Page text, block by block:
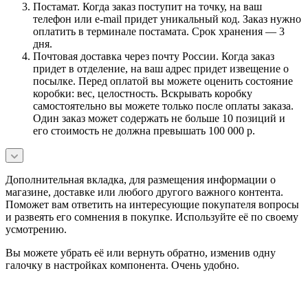
Постамат. Когда заказ поступит на точку, на ваш
телефон или e-mail придет уникальный код. Заказ нужно
оплатить в терминале постамата. Срок хранения — 3
дня.
Почтовая доставка через почту России. Когда заказ
придет в отделение, на ваш адрес придет извещение о
посылке. Перед оплатой вы можете оценить состояние
коробки: вес, целостность. Вскрывать коробку
самостоятельно вы можете только после оплаты заказа.
Один заказ может содержать не больше 10 позиций и
его стоимость не должна превышать 100 000 р.
Дополнительная вкладка, для размещения информации о
магазине, доставке или любого другого важного контента.
Поможет вам ответить на интересующие покупателя вопросы
и развеять его сомнения в покупке. Используйте её по своему
усмотрению.
Вы можете убрать её или вернуть обратно, изменив одну
галочку в настройках компонента. Очень удобно.